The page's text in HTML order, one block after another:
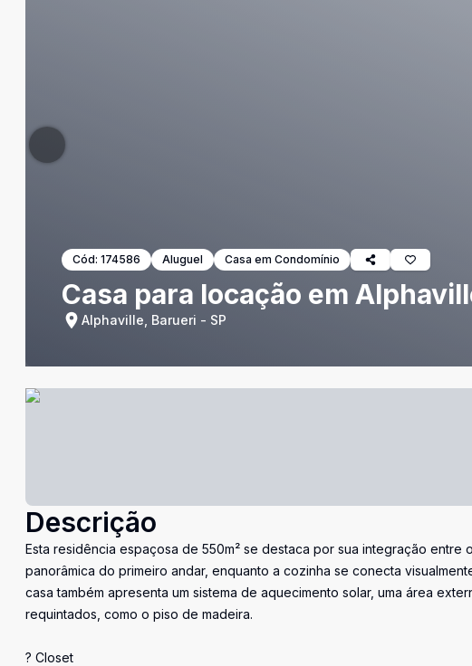
Cód: 174586 Aluguel Casa em Condomínio
Casa para locação em
Alphaville, Barueri - SP
Descrição
Esta residência espaçosa de 550m² se destaca por sua integração
panorâmica do primeiro andar, enquanto a cozinha se conecta
casa também apresenta um sistema de aquecimento solar, uma área
requintados, como o piso de madeira.
? Closet